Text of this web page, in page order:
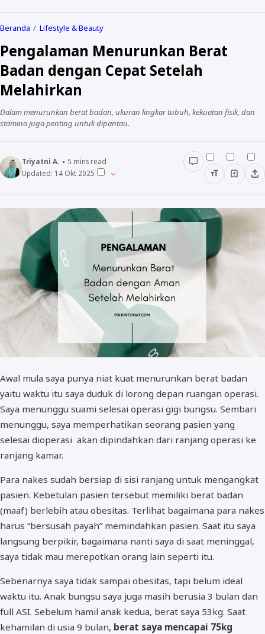
Beranda Lifestyle & Beauty
Pengalaman Menurunkan Berat
Badan dengan Cepat Setelah
Melahirkan
Dalam menurunkan berat badan, ukuran lingkar tubuh, kekuatan fisik, dan
stamina juga penting untuk dipantau.
Triyatni A. 5 mins read
Updated: 14 Okt 2025
Awal mula saya punya niat kuat menurunkan berat badan
yaitu waktu itu saya duduk di lorong depan ruangan operasi.
Saya menunggu suami selesai operasi gigi bungsu. Sembari
menunggu, saya memperhatikan seorang pasien yang
selesai dioperasi akan dipindahkan dari ranjang operasi ke
ranjang kamar.
Para nakes sudah bersiap di sisi ranjang untuk mengangkat
pasien. Kebetulan pasien tersebut memiliki berat badan
(maaf) berlebih atau obesitas. Terlihat bagaimana para nakes
harus “bersusah payah” memindahkan pasien. Saat itu saya
langsung berpikir, bagaimana nanti saya di saat meninggal,
saya tidak mau merepotkan orang lain seperti itu.
Sebenarnya saya tidak sampai obesitas, tapi belum ideal
waktu itu. Anak bungsu saya juga masih berusia 3 bulan dan
full ASI. Sebelum hamil anak kedua, berat saya 53kg. Saat
kehamilan di usia 9 bulan, berat saya mencapai 75kg